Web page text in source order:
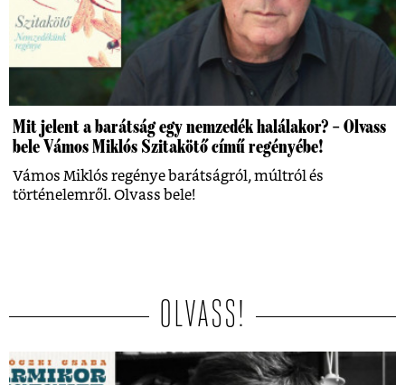
Mit jelent a barátság egy nemzedék halálakor? – Olvass
bele Vámos Miklós Szitakötő című regényébe!
Vámos Miklós regénye barátságról, múltról és
történelemről. Olvass bele!
OLVASS!